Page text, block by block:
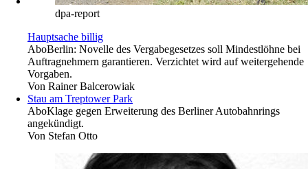
dpa-report
Hauptsache billig
AboBerlin: Novelle des Vergabegesetzes soll Mindestlöhne bei
Auftragnehmern garantieren. Verzichtet wird auf weitergehende
Vorgaben.
Von Rainer Balcerowiak
Stau am Treptower Park
AboKlage gegen Erweiterung des Berliner Autobahnrings
angekündigt.
Von Stefan Otto